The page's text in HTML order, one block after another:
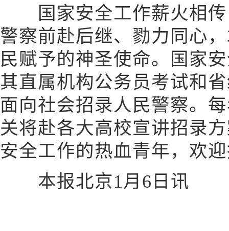
国家安全工作薪火相传
警察前赴后继、勠力同心
民赋予的神圣使命。国家
其直属机构公务员考试和
面向社会招录人民警察。
关将赴各大高校宣讲招录
安全工作的热血青年，欢
本报北京1月6日讯